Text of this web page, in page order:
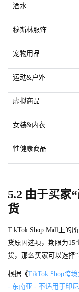
酒水
穆斯林服饰
宠物用品
运动&户外
虚拟商品
女装&内衣
性健康商品
5.2 由于买家
货
TikTok Shop Mall 上的
货原因选项，期限为15
货，那么买家可以选择
根据 《TikTok Shop跨
- 东南亚 - 不适用于印尼